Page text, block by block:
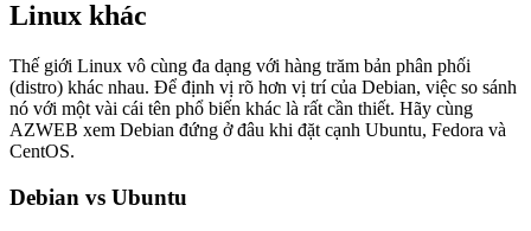
Linux khác
Thế giới Linux vô cùng đa dạng với hàng trăm bản phân phối
(distro) khác nhau. Để định vị rõ hơn vị trí của Debian, việc so sánh
nó với một vài cái tên phổ biến khác là rất cần thiết. Hãy cùng
AZWEB xem Debian đứng ở đâu khi đặt cạnh Ubuntu, Fedora và
CentOS.
Debian vs Ubuntu